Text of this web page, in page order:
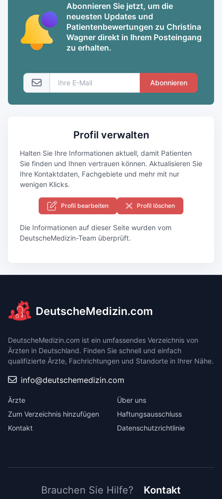
Abonnieren Sie jetzt, um die
neuesten Updates und
Patientenbewertungen zu Christina
Wagner direkt in Ihrem Posteingang
zu erhalten.
Abonnieren
Profil verwalten
Halten Sie Ihre Informationen aktuell, damit Patienten
Sie finden und Ihnen vertrauen können. Aktualisieren Sie
Ihre Kontaktdaten, Fachgebiete und mehr mit nur
wenigen Klicks.
Profil bearbeiten Profil löschen
Die Informationen auf dieser Seite wurden vom
DeutscheMedizin-Team überprüft.
DeutscheMedizin.com
DeutscheMedizin.com ist ein umfassendes Verzeichnis von
Ärzten in Deutschland. Finden Sie schnell und einfach
qualifizierte Ärzte, Fachrichtungen und Standorte in Ihrer Nähe.
info@deutschemedizin.com
Ärzte
Zum Verzeichnis hinzufügen
Kontakt
Über uns
Haftungsausschluss
Datenschutzrichtlinie
Brauchen Sie Hilfe? Kontakt